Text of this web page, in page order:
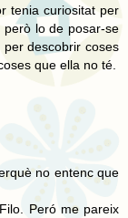
tenia curiositat per
lo de posar-se
descobrir coses
que ella no té.
no entenc que
Peró me pareix